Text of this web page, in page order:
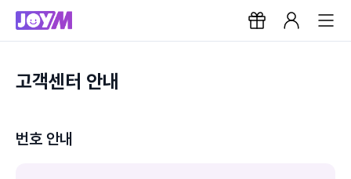
고객센터 안내
번호 안내